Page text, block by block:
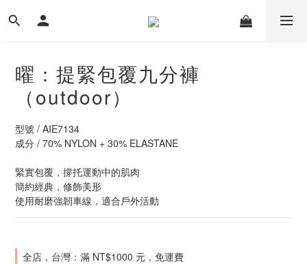
曜：提緊包覆九分褲
（outdoor）
型號 / AIE7134
成分 / 70% NYLON + 30% ELASTANE
緊實包覆，撐托運動中的肌肉
簡約經典，修飾美形
使用耐磨強韌車線，適合戶外活動
全店，台灣：滿 NT$1000 元，免運費